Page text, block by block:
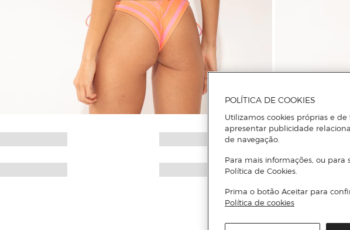
POLÍTICA DE COOKIES
Utilizamos cookies próprias e
apresentar publicidade
de navegação.
Para mais informações, ou para
Política de Cookies.
Prima o botão Aceitar para
Política de cookies